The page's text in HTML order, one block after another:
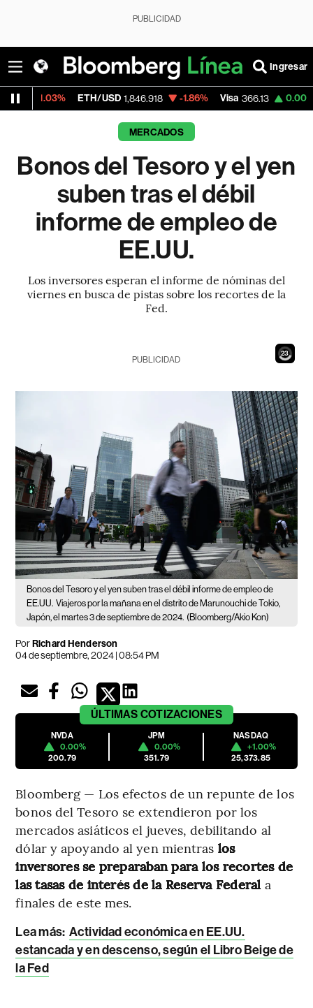
PUBLICIDAD
Ingresar
ETH/USD 1,846.918 -1.86% Visa 366.13 0.00%
MERCADOS
Bonos del Tesoro y el yen
suben tras el débil
informe de empleo de
EE.UU.
Los inversores esperan el informe de nóminas del
viernes en busca de pistas sobre los recortes de la
Fed.
21
PUBLICIDAD
Bonos del Tesoro y el yen suben tras el débil informe de empleo de
EE.UU. Viajeros por la mañana en el distrito de Marunouchi de Tokio,
Japón, el martes 3 de septiembre de 2024. (Bloomberg/Akio Kon)
PorRichard Henderson
04 de septiembre, 2024 | 08:54 PM
ÚLTIMAS COTIZACIONES
NVDA
0.00%
200.79
JPM
0.00%
351.79
NASDAQ
+1.00%
25,373.85
Bloomberg — Los efectos de un repunte de los
bonos del Tesoro se extendieron por los
mercados asiáticos el jueves, debilitando al
dólar y apoyando al yen mientras los
inversores se preparaban para los recortes de
las tasas de interés de la Reserva Federal a
finales de este mes.
Lea más: Actividad económica en EE.UU.
estancada y en descenso, según el Libro Beige de
la Fed